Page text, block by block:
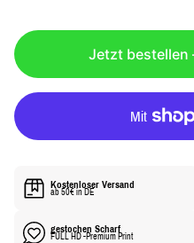
Ä
R
R
P
R
Jetzt bestellen
Kostenloser Versand
ab 50€ in DE
gestochen Scharf
FULL HD -Premium Print